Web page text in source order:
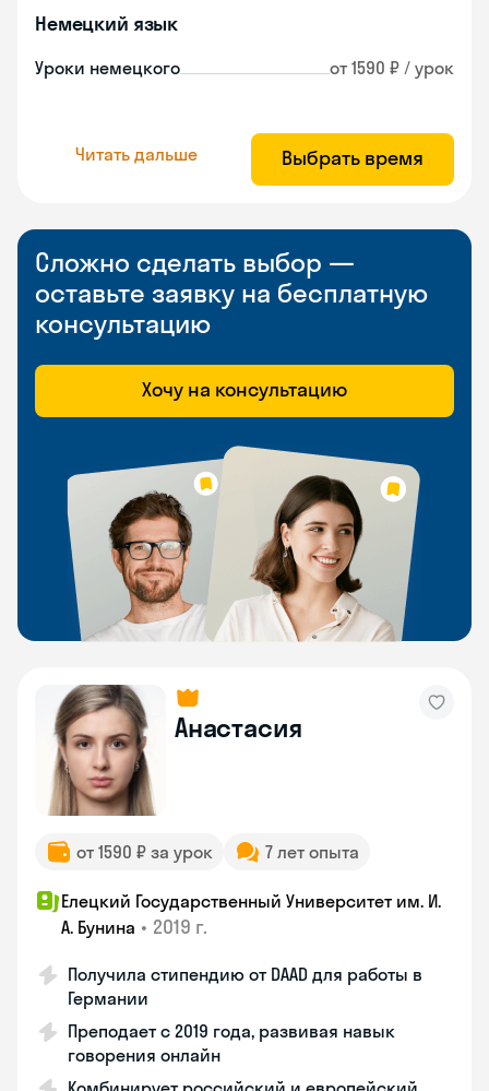
Немецкий язык
Уроки немецкого от 1590 ₽ / урок
Читать дальше Выбрать время
Сложно сделать выбор —
оставьте заявку на бесплатную
консультацию
Хочу на консультацию
Анастасия
от 1590 ₽ за урок 7 лет опыта
Елецкий Государственный Университет им. И.
А. Бунина • 2019 г.
Получила стипендию от DAAD для работы в
Германии
Преподает с 2019 года, развивая навык
говорения онлайн